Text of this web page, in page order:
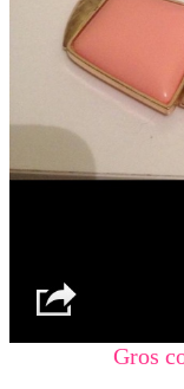
Gros